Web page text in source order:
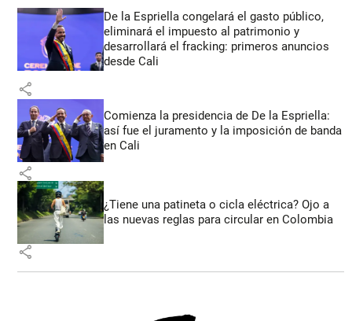
De la Espriella congelará el gasto público,
eliminará el impuesto al patrimonio y
desarrollará el fracking: primeros anuncios
desde Cali
share
Comienza la presidencia de De la Espriella:
así fue el juramento y la imposición de banda
en Cali
share
¿Tiene una patineta o cicla eléctrica? Ojo a
las nuevas reglas para circular en Colombia
share